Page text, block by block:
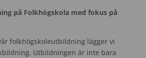
på Folkhögskola med fokus på
folkhögskoleutbildning lägger vi
Utbildningen är inte bara